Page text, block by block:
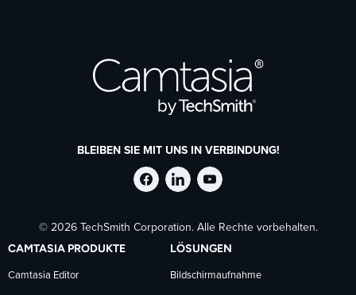
BLEIBEN SIE MIT UNS IN VERBINDUNG!
TechSmith
auf
Facebook
TechSmith
auf
LinkedIn
TechSmith
auf
YouTube
© 2026 TechSmith Corporation. Alle Rechte vorbehalten.
CAMTASIA PRODUKTE
Camtasia Editor
LÖSUNGEN
Bildschirmaufnahme